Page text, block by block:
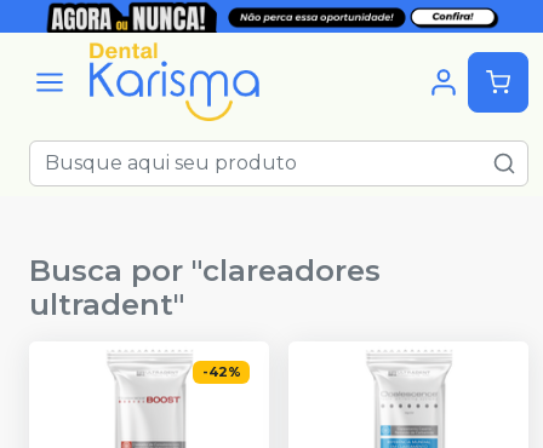
Busca por "clareadores
ultradent"
-42%